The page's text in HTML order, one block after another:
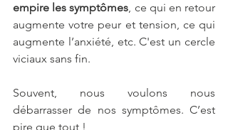
empire les symptômes, ce qui en retour
augmente votre peur et tension, ce qui
augmente l’anxiété, etc. C'est un cercle
viciaux sans fin.
Souvent, nous voulons nous
débarrasser de nos symptômes. C’est
pire que tout !